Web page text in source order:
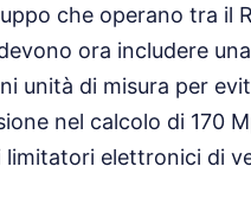
che operano tra il
ora includere
unità di misura per
nel calcolo di 170
elettronici di